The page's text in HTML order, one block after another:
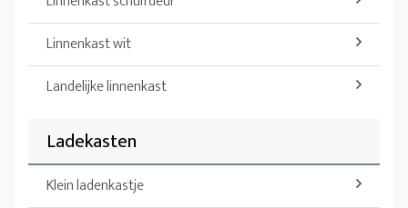
Linnenkast wit
Landelijke linnenkast
Ladekasten
Klein ladenkastje